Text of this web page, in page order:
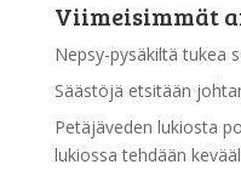
Viimeisimmät
Nepsy-pysäkiltä tukea
Säästöjä etsitään
Petäjäveden lukiosta
lukiossa tehdään